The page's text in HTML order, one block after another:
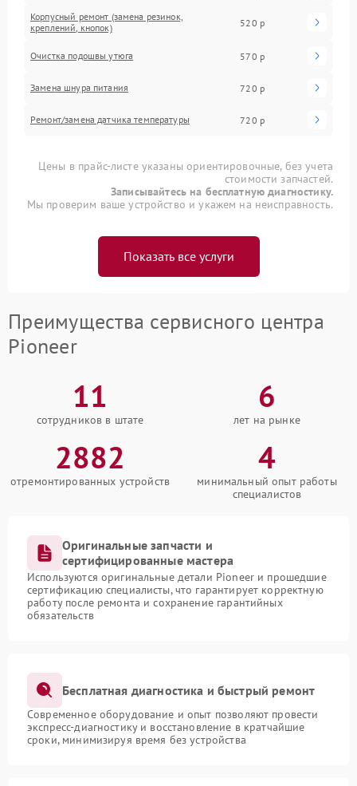
Корпусный ремонт (замена резинок,
креплений, кнопок)
520 р
Очистка подошвы утюга 570 р
Замена шнура питания 720 р
Ремонт/замена датчика температуры 720 р
Цены в прайс-листе указаны ориентировочные, без учета
стоимости запчастей.
Записывайтесь на бесплатную диагностику.
Мы проверим ваше устройство и укажем на неисправность.
Показать все услуги
Преимущества сервисного центра
Pioneer
11
сотрудников в штате
6
лет на рынке
2882
отремонтированных устройств
4
минимальный опыт работы
специалистов
Оригинальные запчасти и
сертифицированные мастера
Используются оригинальные детали Pioneer и прошедшие
сертификацию специалисты, что гарантирует корректную
работу после ремонта и сохранение гарантийных
обязательств
Бесплатная диагностика и быстрый ремонт
Современное оборудование и опыт позволяют провести
экспресс-диагностику и восстановление в кратчайшие
сроки, минимизируя время без устройства